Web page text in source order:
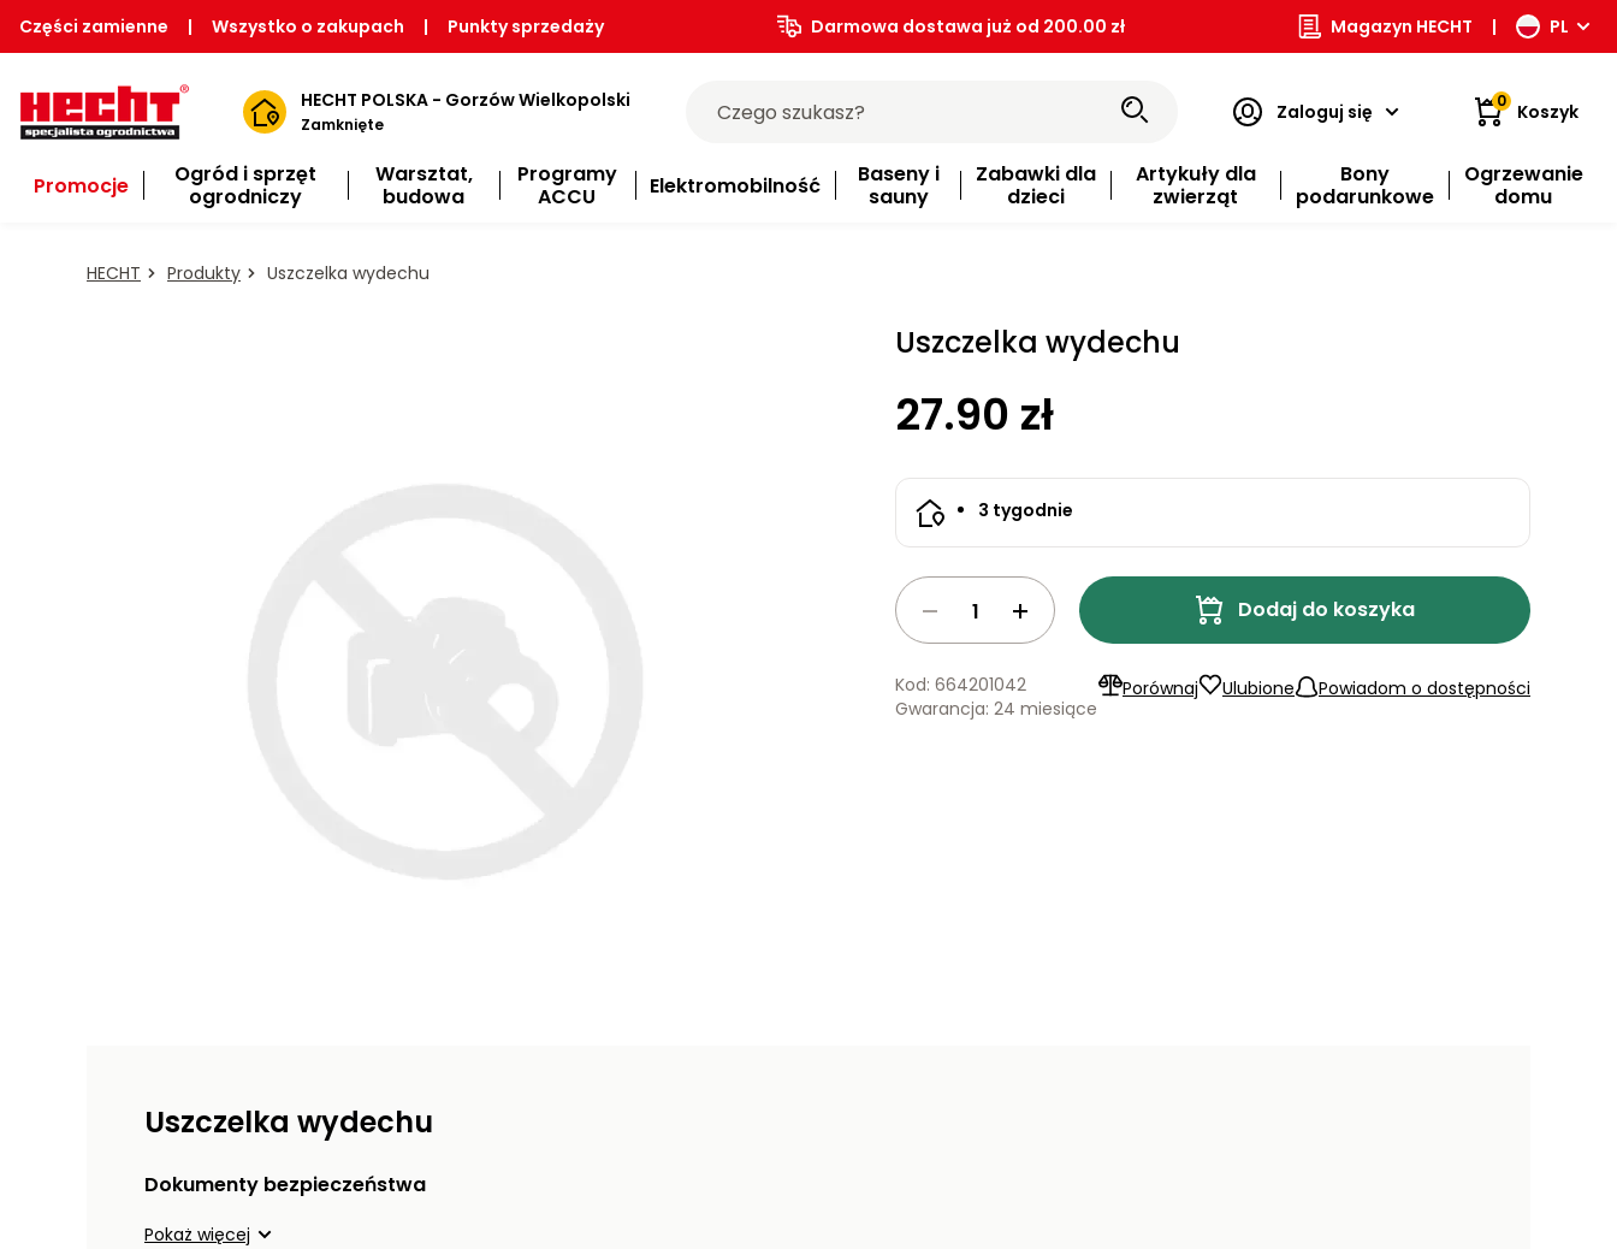
Części zamienne | Wszystko o zakupach | Punkty sprzedaży Darmowa dostawa już od 200.00 zł Magazyn HECHT | PL
HECHT POLSKA - Gorzów Wielkopolski
Zamknięte
Zaloguj się 0 Koszyk
Promocje
Ogród i sprzęt
ogrodniczy
Warsztat,
budowa
Programy
ACCU
Elektromobilność
Baseny i
sauny
Zabawki dla
dzieci
Artykuły dla
zwierząt
Bony
podarunkowe
Ogrzewanie
domu
HECHT Produkty Uszczelka wydechu
Uszczelka wydechu
27.90 zł
3 tygodnie
Dodaj do koszyka
Porównaj Ulubione Powiadom o dostępności
Kod: 664201042
Gwarancja: 24 miesiące
Uszczelka wydechu
Dokumenty bezpieczeństwa
Pokaż więcej